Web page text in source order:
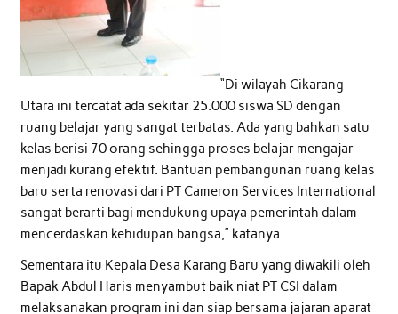
“Di wilayah Cikarang
Utara ini tercatat ada sekitar 25.000 siswa SD dengan
ruang belajar yang sangat terbatas. Ada yang bahkan satu
kelas berisi 70 orang sehingga proses belajar mengajar
menjadi kurang efektif. Bantuan pembangunan ruang kelas
baru serta renovasi dari PT Cameron Services International
sangat berarti bagi mendukung upaya pemerintah dalam
mencerdaskan kehidupan bangsa,” katanya.
Sementara itu Kepala Desa Karang Baru yang diwakili oleh
Bapak Abdul Haris menyambut baik niat PT CSI dalam
melaksanakan program ini dan siap bersama jajaran aparat